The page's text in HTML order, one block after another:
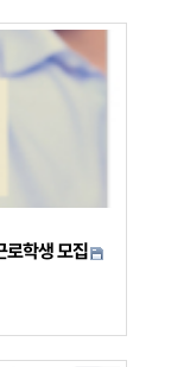
학생 모집